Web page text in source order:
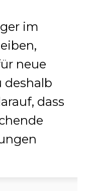
im
neue
deshalb
dass